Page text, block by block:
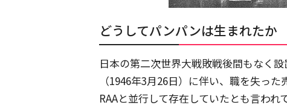
どうしてパンパンは生まれたか
日本の第二次世界大戦敗戦後間もなく
（1946年3月26日）に伴い、職を失っ
RAAと並行して存在していたとも言われ